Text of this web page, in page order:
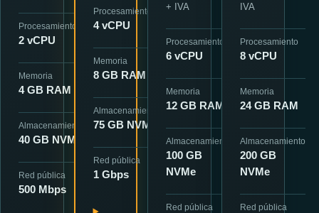
Procesamiento
2 vCPU
Memoria
4 GB RAM
Almacenamiento
40 GB NVMe
Red pública
500 Mbps
Procesamiento
4 vCPU
Memoria
8 GB RAM
Almacenamiento
75 GB NVMe
Red pública
1 Gbps
+ IVA
Procesamiento
6 vCPU
Memoria
12 GB RAM
Almacenamiento
100 GB
NVMe
Red pública
IVA
Procesamiento
8 vCPU
Memoria
24 GB RAM
Almacenamiento
200 GB
NVMe
Red pública